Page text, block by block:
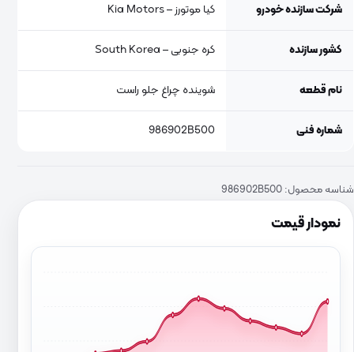
نمودار قیمت
شرکت سازنده خودرو کیا موتورز – Kia Motors
کشور سازنده کره جنوبی – South Korea
نام قطعه شوینده چراغ جلو راست
شماره فنی 986902B500
شناسه محصول: 986902B500